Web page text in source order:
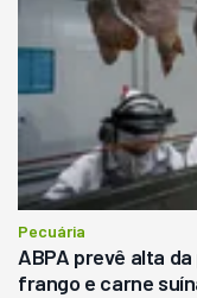
Pecuária
ABPA prevê alta
frango e carne